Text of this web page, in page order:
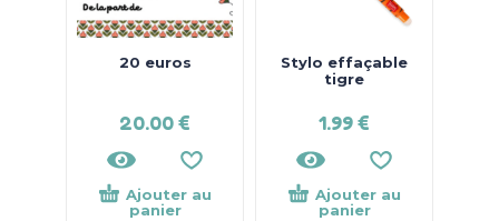
20 euros
20.00€
Ajouter au
panier
Stylo effaçable
tigre
1.99€
Ajouter au
panier